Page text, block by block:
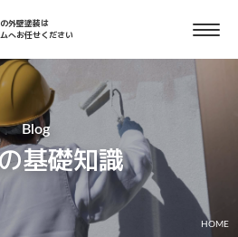
外壁塗装は
へお任せください
Blog
基礎知識
HOME